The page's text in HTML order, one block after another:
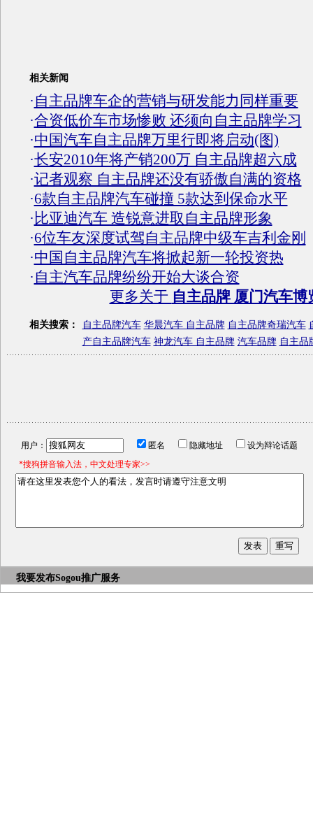
相关新闻
· 自主品牌车企的营销与研发能力同样重要
·合资低价车市场惨败 还须向自主品牌学习
·中国汽车自主品牌万里行即将启动(图)
·长安2010年将产销200万 自主品牌超六成
·记者观察 自主品牌还没有骄傲自满的资格
·6款自主品牌汽车碰撞 5款达到保命水平
· 比亚迪汽车 造锐意进取自主品牌形象
·6位车友深度试驾自主品牌中级车吉利金刚
·中国自主品牌汽车将掀起新一轮投资热
· 自主汽车品牌纷纷开始大谈合资
更多关于 自主品牌 厦门汽车博
相关搜索： 自主品牌汽车 华晨汽车 自主品牌 自主品牌奇瑞汽车
产自主品牌汽车 神龙汽车 自主品牌 汽车品牌 自主品
用户： 匿名 隐藏地址
设为辩论话题
*搜狗拼音输入法，中文处理专家>>
我要发布Sogou推广服务